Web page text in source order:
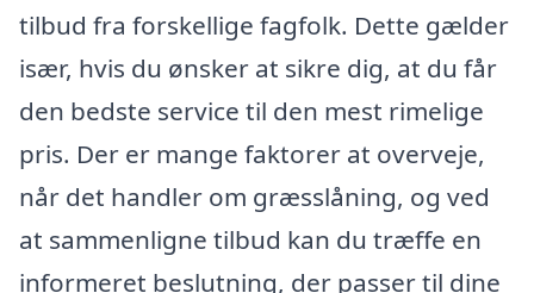
tilbud fra forskellige fagfolk. Dette gælder
især, hvis du ønsker at sikre dig, at du får
den bedste service til den mest rimelige
pris. Der er mange faktorer at overveje,
når det handler om græsslåning, og ved
at sammenligne tilbud kan du træffe en
informeret beslutning, der passer til dine